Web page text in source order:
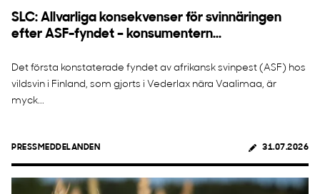
SLC: Allvarliga konsekvenser för svinnäringen
efter ASF-fyndet – konsumentern...
Det första konstaterade fyndet av afrikansk svinpest (ASF) hos
vildsvin i Finland, som gjorts i Vederlax nära Vaalimaa, är
myck...
PRESSMEDDELANDEN 31.07.2026